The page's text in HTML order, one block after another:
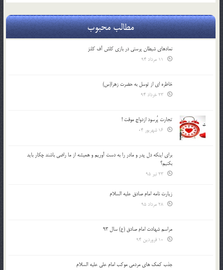
مطالب محبوب
نمادهای شیطان پرستی در بازی کلش آف کلنز
خاطره ای از توسل به حضرت زهرا(س)
تجارت پُرسود ازدواج موقت !
براي اينكه دل پدر و مادر را به دست آوريم و هميشه از ما راضي باشند چكار بايد
بكنيم؟
زیارت نامه امام صادق علیه السلام
مراسم شهادت امام صادق (ع) سال 93
جذب کمک های مردمی موکب امام علی علیه السلام